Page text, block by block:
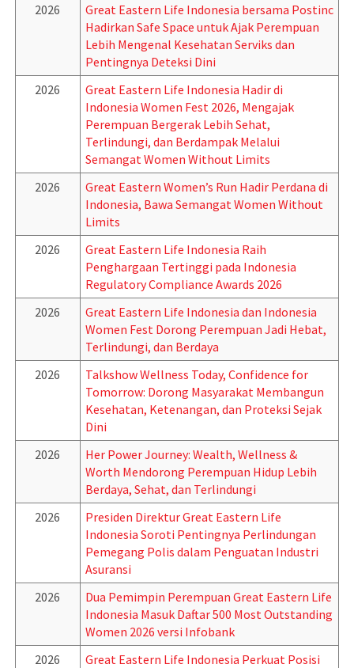
2026
Great Eastern Life Indonesia bersama Postinc
Hadirkan Safe Space untuk Ajak Perempuan
Lebih Mengenal Kesehatan Serviks dan
Pentingnya Deteksi Dini
2026
Great Eastern Life Indonesia Hadir di
Indonesia Women Fest 2026, Mengajak
Perempuan Bergerak Lebih Sehat,
Terlindungi, dan Berdampak Melalui
Semangat Women Without Limits
2026
Great Eastern Women’s Run Hadir Perdana di
Indonesia, Bawa Semangat Women Without
Limits
2026
Great Eastern Life Indonesia Raih
Penghargaan Tertinggi pada Indonesia
Regulatory Compliance Awards 2026
2026
Great Eastern Life Indonesia dan Indonesia
Women Fest Dorong Perempuan Jadi Hebat,
Terlindungi, dan Berdaya
2026
Talkshow Wellness Today, Confidence for
Tomorrow: Dorong Masyarakat Membangun
Kesehatan, Ketenangan, dan Proteksi Sejak
Dini
2026
Her Power Journey: Wealth, Wellness &
Worth Mendorong Perempuan Hidup Lebih
Berdaya, Sehat, dan Terlindungi
2026
Presiden Direktur Great Eastern Life
Indonesia Soroti Pentingnya Perlindungan
Pemegang Polis dalam Penguatan Industri
Asuransi
2026
Dua Pemimpin Perempuan Great Eastern Life
Indonesia Masuk Daftar 500 Most Outstanding
Women 2026 versi Infobank
2026
Great Eastern Life Indonesia Perkuat Posisi